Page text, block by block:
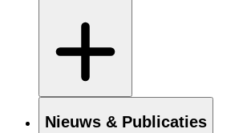
Nieuws & Publicaties